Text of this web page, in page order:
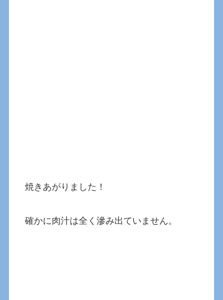
焼きあがりました！
確かに肉汁は全く滲み出ていません。